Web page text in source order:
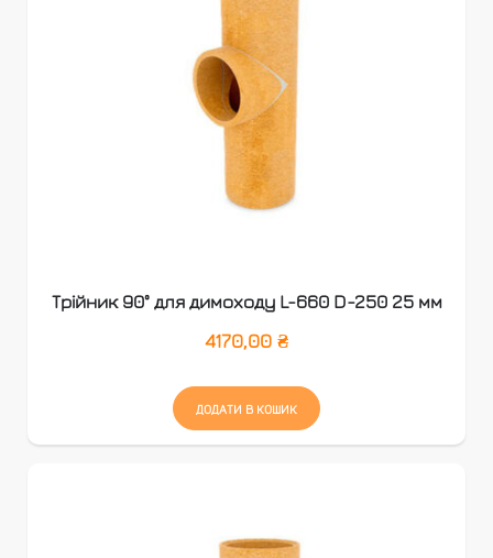
Трійник 90° для димоходу L-660 D-250 25 мм
4170,00 ₴
ДОДАТИ В КОШИК